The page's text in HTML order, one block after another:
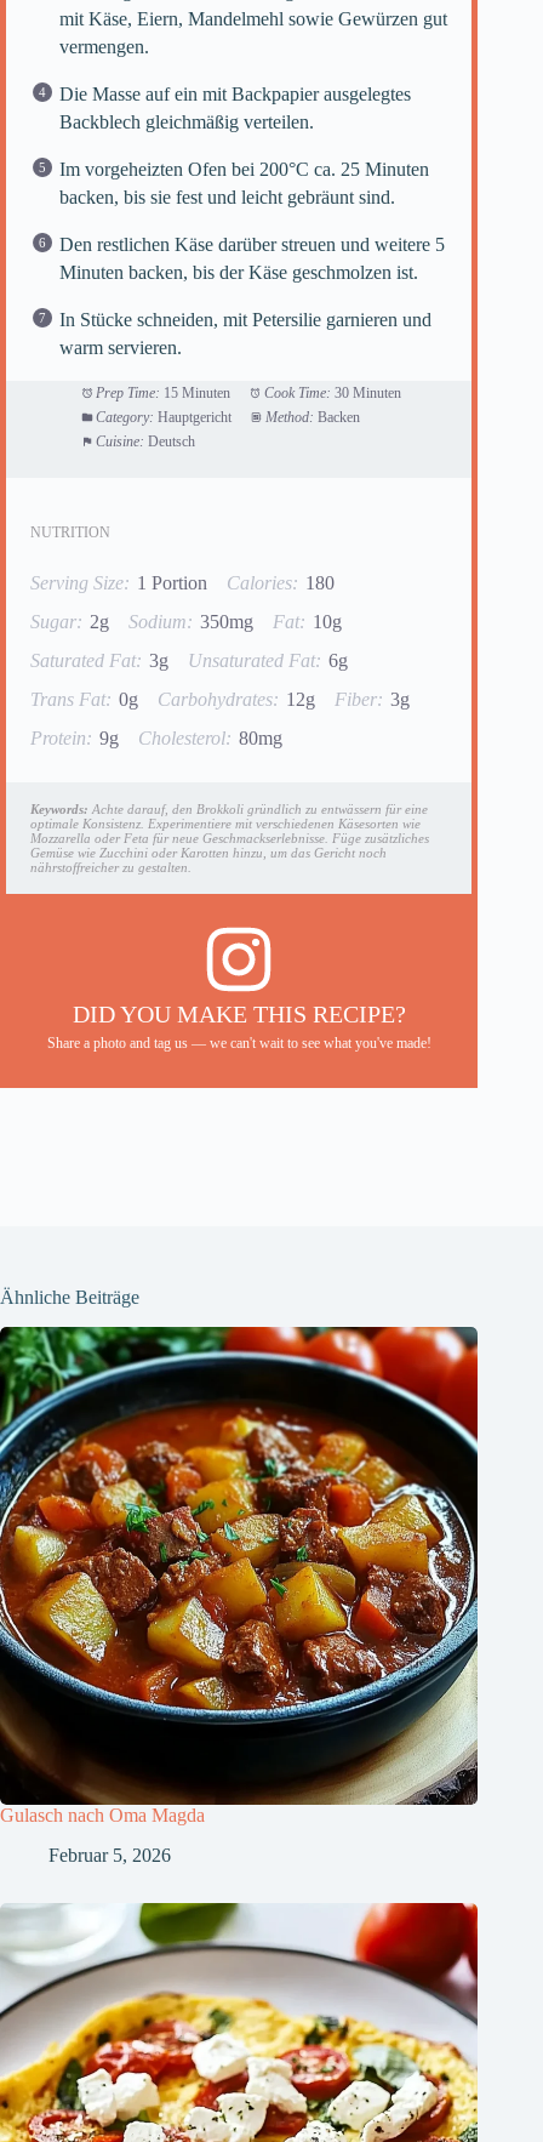
mit Käse, Eiern, Mandelmehl sowie Gewürzen gut
vermengen.
Die Masse auf ein mit Backpapier ausgelegtes
Backblech gleichmäßig verteilen.
Im vorgeheizten Ofen bei 200°C ca. 25 Minuten
backen, bis sie fest und leicht gebräunt sind.
Den restlichen Käse darüber streuen und weitere 5
Minuten backen, bis der Käse geschmolzen ist.
In Stücke schneiden, mit Petersilie garnieren und
warm servieren.
Prep Time: 15 Minuten Cook Time: 30 Minuten
Category: Hauptgericht Method: Backen
Cuisine: Deutsch
NUTRITION
Serving Size: 1 Portion Calories: 180
Sugar: 2g Sodium: 350mg Fat: 10g
Saturated Fat: 3g Unsaturated Fat: 6g
Trans Fat: 0g Carbohydrates: 12g Fiber: 3g
Protein: 9g Cholesterol: 80mg
Keywords: Achte darauf, den Brokkoli gründlich zu entwässern für eine
optimale Konsistenz. Experimentiere mit verschiedenen Käsesorten wie
Mozzarella oder Feta für neue Geschmackserlebnisse. Füge zusätzliches
Gemüse wie Zucchini oder Karotten hinzu, um das Gericht noch
nährstoffreicher zu gestalten.
DID YOU MAKE THIS RECIPE?
Share a photo and tag us — we can't wait to see what you've made!
Ähnliche Beiträge
Gulasch nach Oma Magda
Februar 5, 2026